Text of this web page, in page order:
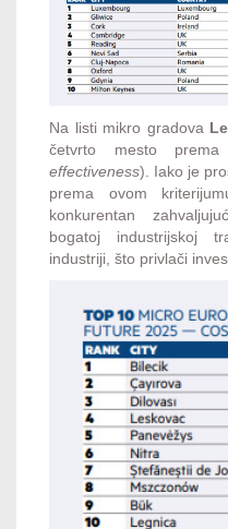
Na listi mikro gradova
četvrto mesto
effectiveness). Iako je
prema ovom
konkurentan
bogatoj industrijskoj
industriji, što privlači